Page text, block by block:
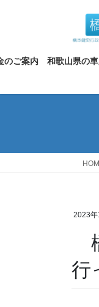
ツ
ス
シ
ン
のご案内 和歌山県の
2023年
行